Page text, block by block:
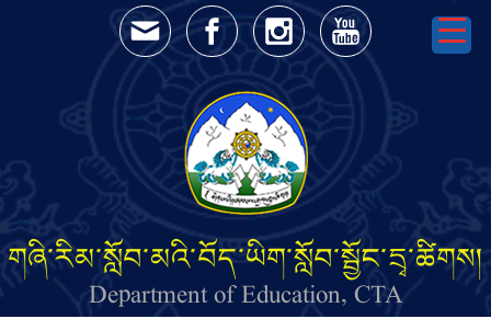
Skip to main content
གཞི་རིམ་སློབ་མའི་བོད་ཡིག་སློབ་སྦྱོང་དྲྭ་ཚིགས།
Department of Education, CTA